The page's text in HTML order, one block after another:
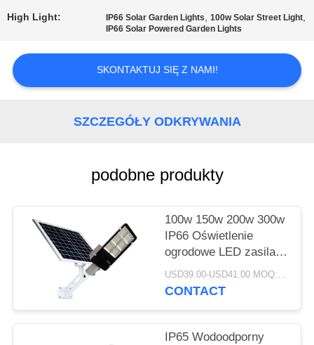
POPROSIĆ
WYCENĘ
High Light: IP66 Solar Garden Lights,100w Solar Street Light,
IP66 Solar Powered Garden Lights
SKONTAKTUJ SIĘ Z NAMI!
SZCZEGÓŁY ODKRYWANIA
podobne produkty
100w 150w 200w 300w
IP66 Oświetlenie
ogrodowe LED zasilane
energią słoneczną
USD39.00-USD41.00 MOQ:1 szt
CONTACT
IP65 Wodoodporny